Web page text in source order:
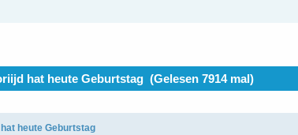
hat heute Geburtstag (Gelesen 7914 mal)
heute Geburtstag